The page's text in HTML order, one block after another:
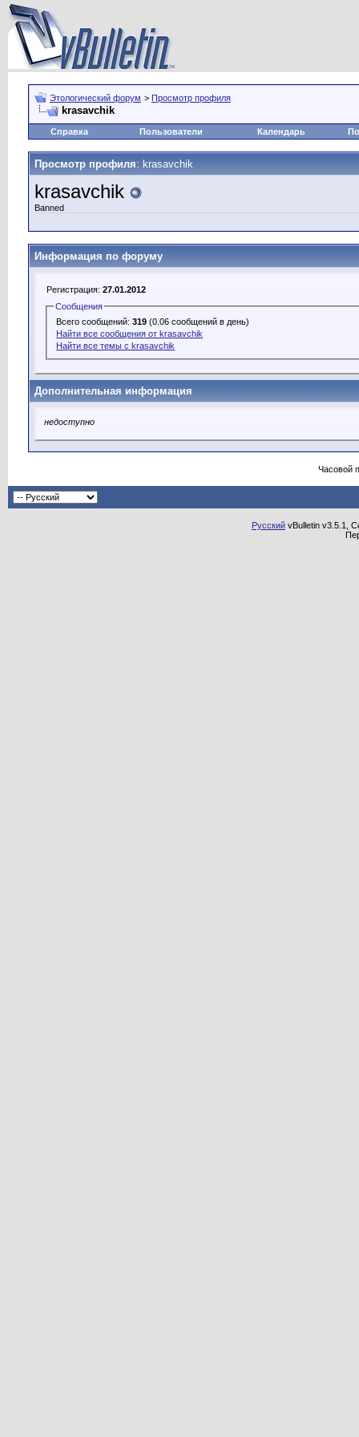
Этологический форум > Просмотр профиля
krasavchik
Справка Пользователи Календарь
Просмотр профиля: krasavchik
krasavchik
Banned
Информация по форуму
Регистрация: 27.01.2012
Сообщения
Всего сообщений:319 (0.06 сообщений в день)
Найти все сообщения от krasavchik
Найти все темы с krasavchik
Дополнительная информация
недоступно
Часовой
Русский vBulletin v3.5.1,